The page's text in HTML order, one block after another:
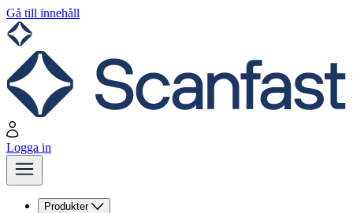
Gå till innehåll
Logga in
Produkter